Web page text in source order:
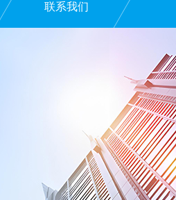
联系我们